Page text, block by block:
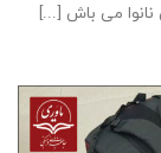
نانوا می باش [...]